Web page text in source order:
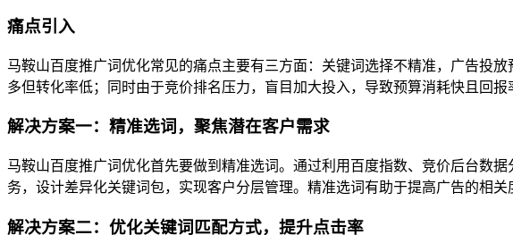
痛点引入
马鞍山百度推广词优化常见的痛点主要有三方面：关键词选择不精准，广告投
多但转化率低；同时由于竞价排名压力，盲目加大投入，导致预算消耗快且回
解决方案一：精准选词，聚焦潜在客户需求
马鞍山百度推广词优化首先要做到精准选词。通过利用百度指数、竞价后台数
务，设计差异化关键词包，实现客户分层管理。精准选词有助于提高广告的相
解决方案二：优化关键词匹配方式，提升点击率